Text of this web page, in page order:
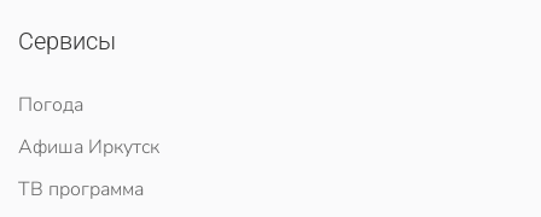
Сервисы
Погода
Афиша Иркутск
ТВ программа